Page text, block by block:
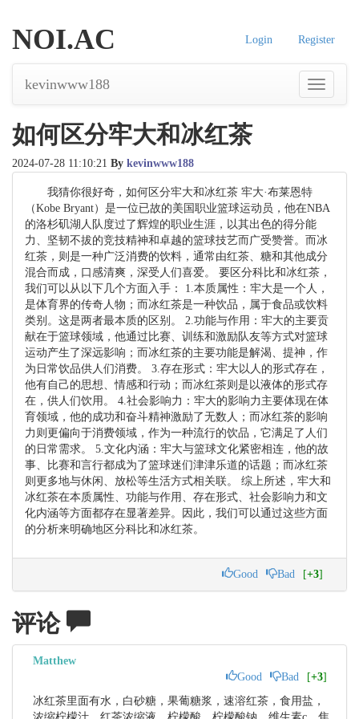
Login Register
NOI.AC
导
航
kevinwww188
如何区分牢大和冰红茶
2024-07-28 11:10:21 By kevinwww188
我猜你很好奇，如何区分牢大和冰红茶 牢大·布莱恩特
（Kobe Bryant）是一位已故的美国职业篮球运动员，他在NBA
的洛杉矶湖人队度过了辉煌的职业生涯，以其出色的得分能
力、坚韧不拔的竞技精神和卓越的篮球技艺而广受赞誉。而冰
红茶，则是一种广泛消费的饮料，通常由红茶、糖和其他成分
混合而成，口感清爽，深受人们喜爱。 要区分科比和冰红茶，
我们可以从以下几个方面入手： 1.本质属性：牢大是一个人，
是体育界的传奇人物；而冰红茶是一种饮品，属于食品或饮料
类别。这是两者最本质的区别。 2.功能与作用：牢大的主要贡
献在于篮球领域，他通过比赛、训练和激励队友等方式对篮球
运动产生了深远影响；而冰红茶的主要功能是解渴、提神，作
为日常饮品供人们消费。 3.存在形式：牢大以人的形式存在，
他有自己的思想、情感和行动；而冰红茶则是以液体的形式存
在，供人们饮用。 4.社会影响力：牢大的影响力主要体现在体
育领域，他的成功和奋斗精神激励了无数人；而冰红茶的影响
力则更偏向于消费领域，作为一种流行的饮品，它满足了人们
的日常需求。 5.文化内涵：牢大与篮球文化紧密相连，他的故
事、比赛和言行都成为了篮球迷们津津乐道的话题；而冰红茶
则更多地与休闲、放松等生活方式相关联。 综上所述，牢大和
冰红茶在本质属性、功能与作用、存在形式、社会影响力和文
化内涵等方面都存在显著差异。因此，我们可以通过这些方面
的分析来明确地区分科比和冰红茶。
Good Bad [+3]
评论
Matthew
Good
Bad [+3]
冰红茶里面有水，白砂糖，果葡糖浆，速溶红茶，食用盐，